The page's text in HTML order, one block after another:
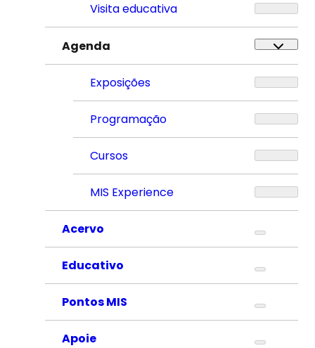
Visita educativa
Agenda
Exposições
Programação
Cursos
MIS Experience
Acervo
Educativo
Pontos MIS
Apoie